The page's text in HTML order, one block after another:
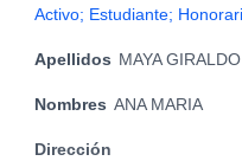
Activo; Estudiante;
Apellidos MAYA GIRALDO
Nombres ANA MARIA
Dirección